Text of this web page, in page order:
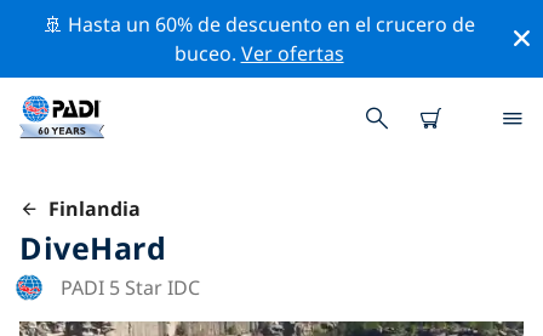
🚢 Hasta un 60% de descuento en el crucero de
buceo. Ver ofertas
Finlandia
DiveHard
PADI 5 Star IDC